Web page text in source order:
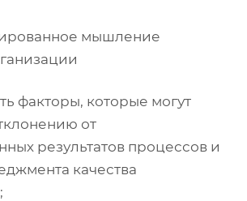
мышление
факторы, которые могут
от
результатов процессов и
качества